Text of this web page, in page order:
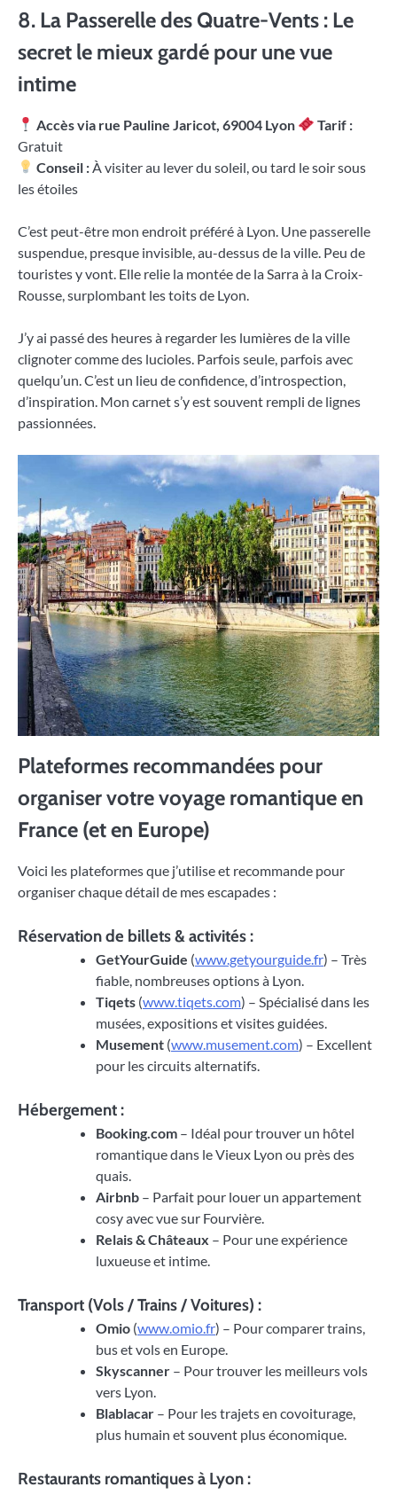
8. La Passerelle des Quatre-Vents : Le
secret le mieux gardé pour une vue
intime
Accès via rue Pauline Jaricot, 69004 Lyon
Tarif :
Gratuit
Conseil : À visiter au lever du soleil, ou tard le soir sous
les étoiles
C’est peut-être mon endroit préféré à Lyon. Une passerelle
suspendue, presque invisible, au-dessus de la ville. Peu de
touristes y vont. Elle relie la montée de la Sarra à la Croix-
Rousse, surplombant les toits de Lyon.
J’y ai passé des heures à regarder les lumières de la ville
clignoter comme des lucioles. Parfois seule, parfois avec
quelqu’un. C’est un lieu de confidence, d’introspection,
d’inspiration. Mon carnet s’y est souvent rempli de lignes
passionnées.
Plateformes recommandées pour
organiser votre voyage romantique en
France (et en Europe)
Voici les plateformes que j’utilise et recommande pour
organiser chaque détail de mes escapades :
Réservation de billets & activités :
GetYourGuide (www.getyourguide.fr) – Très
fiable, nombreuses options à Lyon.
Tiqets (www.tiqets.com) – Spécialisé dans les
musées, expositions et visites guidées.
Musement (www.musement.com) – Excellent
pour les circuits alternatifs.
Hébergement :
Booking.com – Idéal pour trouver un hôtel
romantique dans le Vieux Lyon ou près des
quais.
Airbnb – Parfait pour louer un appartement
cosy avec vue sur Fourvière.
Relais & Châteaux – Pour une expérience
luxueuse et intime.
Transport (Vols / Trains / Voitures) :
Omio (www.omio.fr) – Pour comparer trains,
bus et vols en Europe.
Skyscanner – Pour trouver les meilleurs vols
vers Lyon.
Blablacar – Pour les trajets en covoiturage,
plus humain et souvent plus économique.
Restaurants romantiques à Lyon :